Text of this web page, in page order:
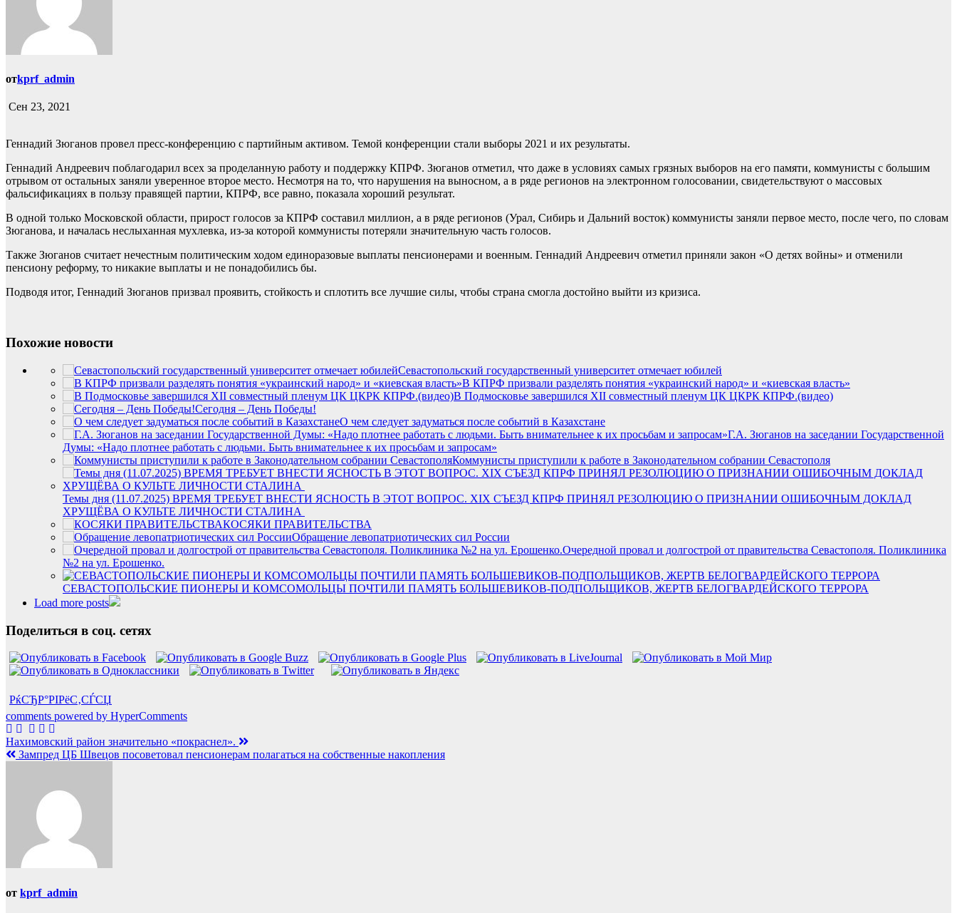
отkprf_admin
Сен 23, 2021
Геннадий Зюганов провел пресс-конференцию с партийным активом. Темой конференции стали выборы 2021 и их результаты.
Геннадий Андреевич поблагодарил всех за проделанную работу и поддержку КПРФ. Зюганов отметил, что даже в условиях самых грязных выборов на его памяти, коммунисты с большим
отрывом от остальных заняли уверенное второе место. Несмотря на то, что нарушения на выносном, а в ряде регионов на электронном голосовании, свидетельствуют о массовых
фальсификациях в пользу правящей партии, КПРФ, все равно, показала хороший результат.
В одной только Московской области, прирост голосов за КПРФ составил миллион, а в ряде регионов (Урал, Сибирь и Дальний восток) коммунисты заняли первое место, после чего, по словам
Зюганова, и началась неслыханная мухлевка, из-за которой коммунисты потеряли значительную часть голосов.
Также Зюганов считает нечестным политическим ходом единоразовые выплаты пенсионерами и военным. Геннадий Андреевич отметил приняли закон «О детях войны» и отменили
пенсиону реформу, то никакие выплаты и не понадобились бы.
Подводя итог, Геннадий Зюганов призвал проявить, стойкость и сплотить все лучшие силы, чтобы страна смогла достойно выйти из кризиса.
Похожие новости
Севастопольский государственный университет отмечает юбилей
В КПРФ призвали разделять понятия «украинский народ» и «киевская власть»
В Подмосковье завершился XII совместный пленум ЦК ЦКРК КПРФ.(видео)
Сегодня – День Победы!
О чем следует задуматься после событий в Казахстане
Г.А. Зюганов на заседании Государственной
Думы: «Надо плотнее работать с людьми. Быть внимательнее к их просьбам и запросам»
Коммунисты приступили к работе в Законодательном собрании Севастополя
Темы дня (11.07.2025) ВРЕМЯ ТРЕБУЕТ ВНЕСТИ ЯСНОСТЬ В ЭТОТ ВОПРОС. XIX СЪЕЗД КПРФ ПРИНЯЛ РЕЗОЛЮЦИЮ О ПРИЗНАНИИ ОШИБОЧНЫМ ДОКЛАД
ХРУЩЁВА О КУЛЬТЕ ЛИЧНОСТИ СТАЛИНА
КОСЯКИ ПРАВИТЕЛЬСТВА
Обращение левопатриотических сил России
Очередной провал и долгострой от правительства Севастополя. Поликлиника
№2 на ул. Ерошенко.
СЕВАСТОПОЛЬСКИЕ ПИОНЕРЫ И КОМСОМОЛЬЦЫ ПОЧТИЛИ ПАМЯТЬ БОЛЬШЕВИКОВ-ПОДПОЛЬЩИКОВ, ЖЕРТВ БЕЛОГВАРДЕЙСКОГО ТЕРРОРА
Load more posts
Поделиться в соц. сетях
РќСЂР°РІРёС‚СЃСЏ
comments powered by HyperComments
Навигация
по
Нахимовский район значительно «покраснел».
Зампред ЦБ Швецов посоветовал пенсионерам полагаться на собственные накопления
от kprf_admin